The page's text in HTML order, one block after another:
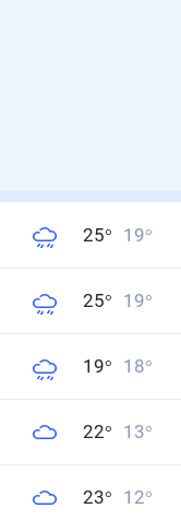
25° 19°
25° 19°
19° 18°
22° 13°
23° 12°